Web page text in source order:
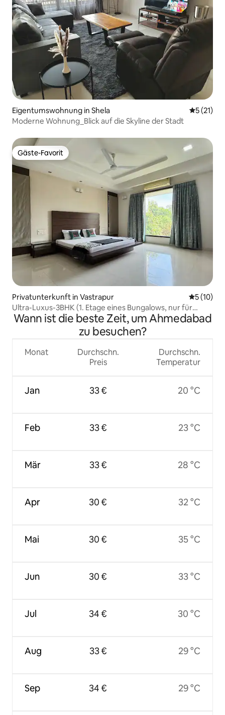
Eigentumswohnung in Shela
5 (21)
Moderne Wohnung_Blick auf die Skyline der Stadt
Gäste-Favorit
Gäste-Favorit
Privatunterkunft in Vastrapur
5 (10)
Ultra-Luxus-3BHK (1. Etage eines Bungalows, nur für
Vegetarier)
Wann ist die beste Zeit, um Ahmedabad
zu besuchen?
Monat
Jan
Feb
Mär
Apr
Mai
Jun
Jul
Aug
Sep
Durchschn.
Preis
33 €
33 €
33 €
30 €
30 €
30 €
34 €
33 €
34 €
Durchschn.
Temperatur
20 °C
23 °C
28 °C
32 °C
35 °C
33 °C
30 °C
29 °C
29 °C